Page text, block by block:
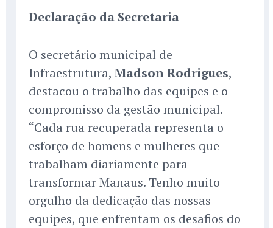
Declaração da Secretaria
O secretário municipal de
Infraestrutura, Madson Rodrigues,
destacou o trabalho das equipes e o
compromisso da gestão municipal.
“Cada rua recuperada representa o
esforço de homens e mulheres que
trabalham diariamente para
transformar Manaus. Tenho muito
orgulho da dedicação das nossas
equipes, que enfrentam os desafios do